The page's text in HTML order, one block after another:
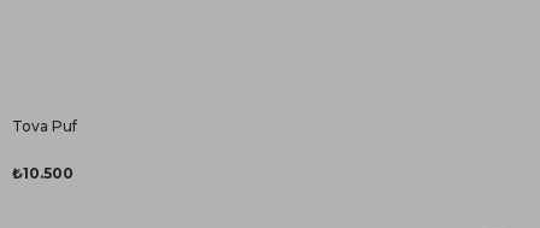
Tova Puf
₺10.500